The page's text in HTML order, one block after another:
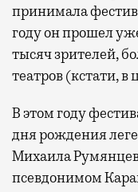
принимала
году он прошел
тысяч зрителей,
театров (кстати, в
В этом году
дня рождения
Михаила
псевдонимом